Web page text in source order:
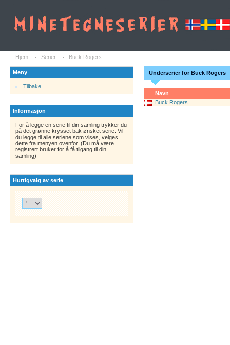
Hjem Serier Buck Rogers
Meny
Tilbake
Informasjon
For å legge en serie til din samling trykker du
på det grønne krysset bak ønsket serie. Vil
du legge til alle seriene som vises, velges
dette fra menyen ovenfor. (Du må være
registrert bruker for å få tilgang til din
samling)
Hurtigvalg av serie
Underserier for Buck Rogers
Navn
Buck Rogers